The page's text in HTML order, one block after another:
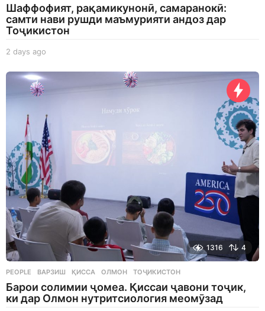
Шаффофият, рақамикунонӣ, самаранокӣ:
самти нави рушди маъмурияти андоз дар
Тоҷикистон
2 days ago
a
g
o
1316 4
PEOPLE ВАРЗИШ ,ҚИССА ,ОЛМОН ,ТОҶИКИСТОН
Барои солимии ҷомеа. Қиссаи ҷавони тоҷик,
ки дар Олмон нутритсиология меомӯзад